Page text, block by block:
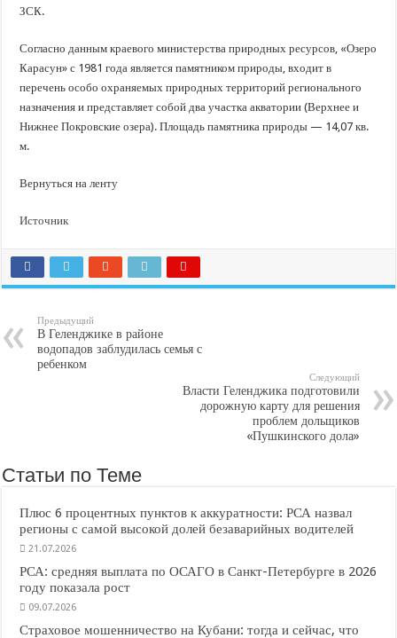
ЗСК.
Согласно данным краевого министерства природных ресурсов, «Озеро
Карасун» с 1981 года является памятником природы, входит в
перечень особо охраняемых природных территорий регионального
назначения и представляет собой два участка акватории (Верхнее и
Нижнее Покровские озера). Площадь памятника природы — 14,07 кв.
м.
Вернуться на ленту
Источник
Предыдущий
В Геленджике в районе
водопадов заблудилась семья с
ребенком
Следующий
Власти Геленджика подготовили
дорожную карту для решения
проблем дольщиков
«Пушкинского дола»
Статьи по Теме
Плюс 6 процентных пунктов к аккуратности: РСА назвал
регионы с самой высокой долей безаварийных водителей
21.07.2026
РСА: средняя выплата по ОСАГО в Санкт-Петербурге в 2026
году показала рост
09.07.2026
Страховое мошенничество на Кубани: тогда и сейчас, что